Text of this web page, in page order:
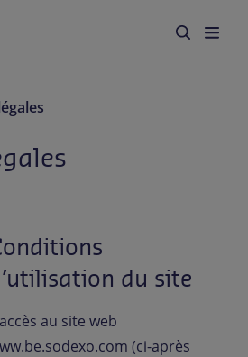
du site
au site web
(ci-après